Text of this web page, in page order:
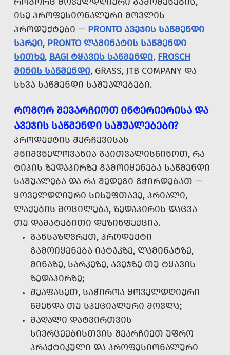
ᲘᲡᲔ ᲞᲠᲝᲤᲔᲡᲘᲝᲜᲐᲚᲣᲠᲘ ᲛᲝᲕᲚᲘᲡ
ᲞᲠᲝᲓᲣᲥᲢᲔᲑᲘ — PRONTO ᲐᲕᲔᲯᲘᲡ ᲡᲐᲬᲛᲔᲜᲓᲘ
ᲡᲞᲠᲔᲘ, PRONTO ᲚᲐᲛᲘᲜᲐᲢᲘᲡ ᲡᲐᲬᲛᲔᲜᲓᲘ
ᲡᲘᲗᲮᲔ, BAGI ᲢᲧᲐᲕᲘᲡ ᲡᲐᲬᲛᲔᲜᲓᲘ, FROSCH
ᲛᲘᲜᲘᲡ ᲡᲐᲬᲛᲔᲜᲓᲘ, GRASS, JTB COMPANY ᲓᲐ
ᲡᲮᲕᲐ ᲡᲐᲬᲛᲔᲜᲓᲘ ᲡᲐᲨᲣᲐᲚᲔᲑᲔᲑᲘ.
ᲠᲝᲒᲝᲠ ᲨᲔᲕᲐᲠᲩᲘᲝᲗ ᲘᲜᲢᲔᲠᲘᲔᲠᲘᲡᲐ ᲓᲐ
ᲐᲕᲔᲯᲘᲡ ᲡᲐᲬᲛᲔᲜᲓᲘ ᲡᲐᲨᲣᲐᲚᲔᲑᲔᲑᲘ?
ᲞᲠᲝᲓᲣᲥᲢᲘᲡ ᲨᲔᲠᲩᲔᲕᲘᲡᲐᲡ
ᲛᲜᲘᲨᲕᲜᲔᲚᲝᲕᲐᲜᲘᲐ ᲒᲐᲘᲗᲕᲐᲚᲘᲡᲬᲘᲜᲝᲗ, ᲠᲐ
ᲢᲘᲞᲘᲡ ᲖᲔᲓᲐᲞᲘᲠᲖᲔ ᲒᲐᲛᲝᲘᲧᲔᲜᲔᲑᲐ ᲡᲐᲬᲛᲔᲜᲓᲘ
ᲡᲐᲨᲣᲐᲚᲔᲑᲐ ᲓᲐ ᲠᲐ ᲨᲔᲓᲔᲒᲘ ᲒᲭᲘᲠᲓᲔᲑᲐᲗ —
ᲧᲝᲕᲔᲚᲓᲦᲘᲣᲠᲘ ᲡᲘᲡᲣᲤᲗᲐᲕᲔ, ᲞᲠᲘᲐᲚᲘ,
ᲚᲐᲥᲔᲑᲘᲡ ᲛᲝᲪᲘᲚᲔᲑᲐ, ᲖᲔᲓᲐᲞᲘᲠᲘᲡ ᲓᲐᲪᲕᲐ
ᲗᲣ ᲓᲐᲛᲐᲢᲔᲑᲘᲗᲘ ᲓᲔᲖᲘᲜᲤᲔᲥᲪᲘᲐ.
ᲒᲐᲜᲡᲐᲖᲦᲕᲠᲔᲗ, ᲞᲠᲝᲓᲣᲥᲢᲘ
ᲒᲐᲛᲝᲘᲧᲔᲜᲔᲑᲐ ᲘᲐᲢᲐᲙᲖᲔ, ᲚᲐᲛᲘᲜᲐᲢᲖᲔ,
ᲛᲘᲜᲐᲖᲔ, ᲡᲐᲠᲙᲔᲖᲔ, ᲐᲕᲔᲯᲖᲔ ᲗᲣ ᲢᲧᲐᲕᲘᲡ
ᲖᲔᲓᲐᲞᲘᲠᲖᲔ;
ᲨᲔᲐᲤᲐᲡᲔᲗ, ᲡᲐᲭᲘᲠᲝᲐ ᲧᲝᲕᲔᲚᲓᲦᲘᲣᲠᲘ
ᲬᲛᲔᲜᲓᲐ ᲗᲣ ᲡᲞᲔᲪᲘᲐᲚᲣᲠᲘ ᲛᲝᲕᲚᲐ;
ᲛᲐᲦᲐᲚᲘ ᲓᲐᲢᲕᲘᲠᲗᲕᲘᲡ
ᲡᲘᲕᲠᲪᲔᲔᲑᲘᲡᲗᲕᲘᲡ ᲨᲔᲐᲠᲩᲘᲔᲗ ᲣᲤᲠᲝ
ᲞᲠᲐᲥᲢᲘᲙᲣᲚᲘ ᲓᲐ ᲞᲠᲝᲤᲔᲡᲘᲝᲜᲐᲚᲣᲠᲘ